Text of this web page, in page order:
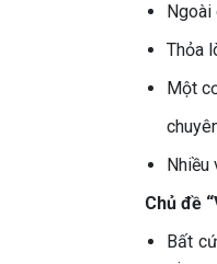
Ngoài
Thỏa
Một
Nhiều
Chủ đề
Bất